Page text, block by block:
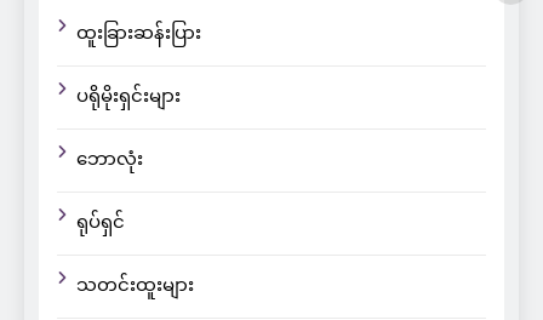
ထူးခြားဆန်းပြား
ပရိုမိုးရှင်းများ
ဘောလုံး
ရုပ်ရှင်
သတင်းထူးများ